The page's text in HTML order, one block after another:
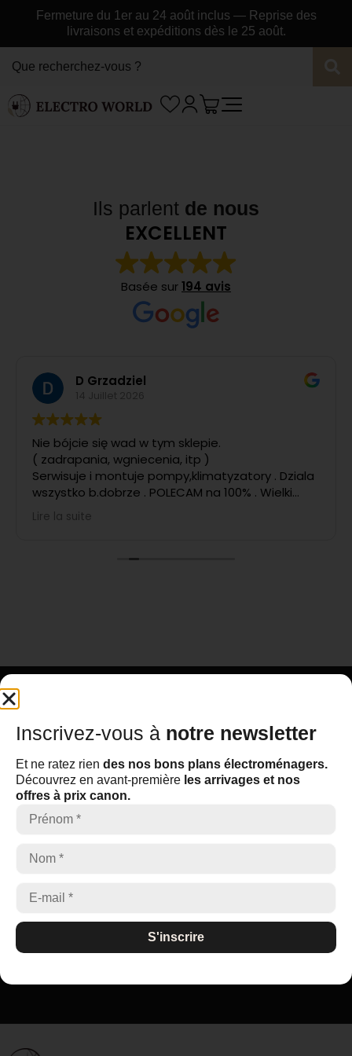
Fermeture du 1er au 24 août inclus — Reprise des
livraisons et expéditions dès le 25 août.
Ils parlent de nous
EXCELLENT
Basée sur194 avis
D Grzadziel
Nie bójcie się wad w tym sklepie.
( zadrapania, wgniecenia, itp )
Serwisuje i montuje pompy,klimatyzatory . Dziala
wszystko b.dobrze . POLECAM na 100% . Wielki
POZYTYW
Lire la suite
Inscrivez-vous ànotre newsletter
Et ne ratez rien des nos bons plans électroménagers.
Découvrez en avant-premièreles arrivages et nos offres à
prix canon.
S'inscrire
Inscrivez-vous à notre newsletter
Et ne ratez rien des nos bons plans électroménagers.
Découvrez en avant-première les arrivages et nos
offres à prix canon.
S'inscrire